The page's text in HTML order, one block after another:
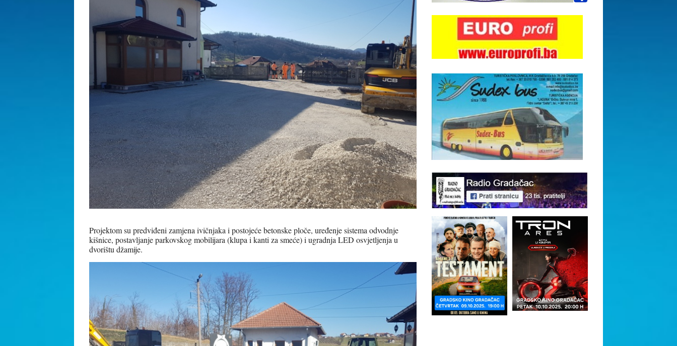
Projektom su predviđeni zamjena ivičnjaka i postojeće betonske ploče, uređenje sistema odvodnje
kišnice, postavljanje parkovskog mobilijara (klupa i kanti za smeće) i ugradnja LED osvjetljenja u
dvorištu džamije.